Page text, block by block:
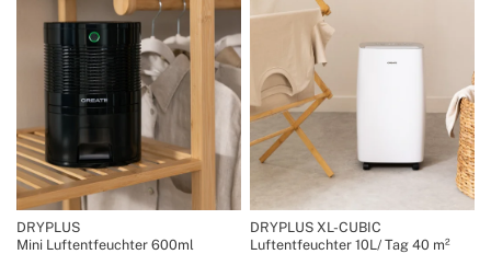
DRYPLUS
Mini Luftentfeuchter 600ml
DRYPLUS XL-CUBIC
Luftentfeuchter 10L/ Tag 40 m²